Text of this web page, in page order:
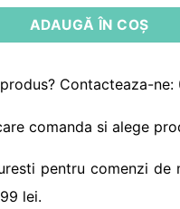
ADAUGĂ ÎN COȘ
Contacteaza-ne:
comanda si alege
pentru comenzi de
lei.